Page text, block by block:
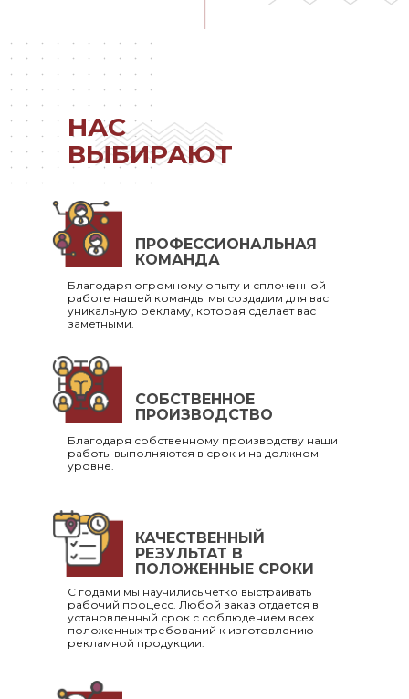
НАС
ВЫБИРАЮТ
Благодаря огромному опыту и сплоченной
работе нашей команды мы создадим для вас
уникальную рекламу, которая сделает вас
заметными.
ПРОФЕССИОНАЛЬНАЯ
КОМАНДА
Благодаря собственному производству наши
работы выполняются в срок и на должном
уровне.
СОБСТВЕННОЕ
ПРОИЗВОДСТВО
С годами мы научились четко выстраивать
рабочий процесс. Любой заказ отдается в
установленный срок с соблюдением всех
положенных требований к изготовлению
рекламной продукции.
КАЧЕСТВЕННЫЙ
РЕЗУЛЬТАТ В
ПОЛОЖЕННЫЕ СРОКИ